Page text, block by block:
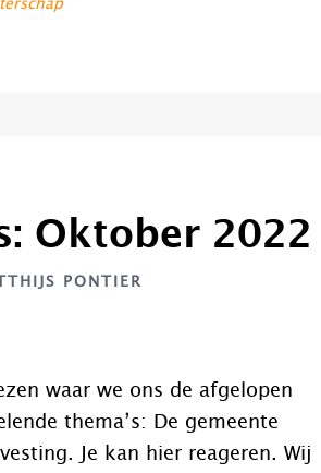
Oktober 2022
PONTIER
waar we ons de afgelopen
thema’s: De gemeente
Je kan hier reageren. Wij